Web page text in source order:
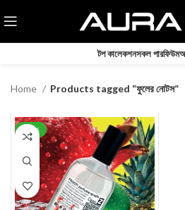
টপ কালেকশনসকল পারফিউম
Home Products tagged “ফুলের নোটস”
-42%